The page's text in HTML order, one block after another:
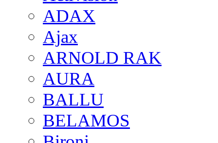
ADAX
Ajax
ARNOLD RAK
AURA
BALLU
BELAMOS